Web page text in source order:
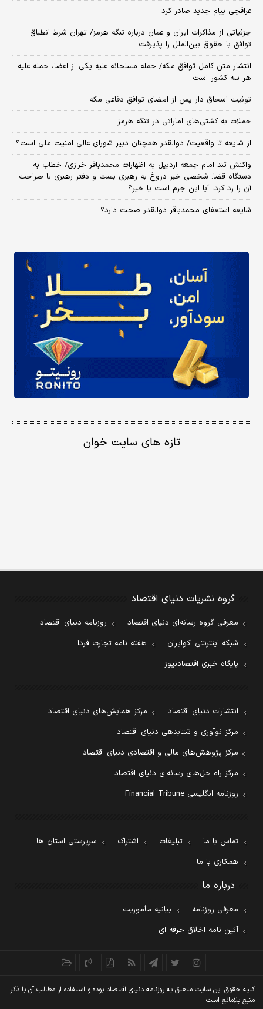
عراقچی پیام جدید صادر کرد
جزئیاتی از مذاکرات ایران و عمان درباره تنگه هرمز/ تهران شرط انطباق
توافق با حقوق بین‌الملل را پذیرفت
انتشار متن کامل توافق مکه/ حمله مسلحانه علیه یکی از اعضا، حمله علیه
هر سه کشور است
توئیت اسحاق دار پس از امضای توافق دفاعی مکه
حملات به کشتی‌های اماراتی در تنگه هرمز
از شایعه تا واقعیت/ ذوالقدر همچنان دبیر شورای ‌عالی امنیت ملی است؟
واکنش تند امام جمعه اردبیل به اظهارات محمدباقر خرازی/ خطاب به
دستگاه قضا: شخصی خبر دروغ به رهبری بست و دفتر رهبری با صراحت
آن را رد کرد، آیا این جرم است یا خیر؟
شایعه استعفای محمدباقر ذوالقدر صحت دارد؟
تازه های سایت خوان
گروه نشریات دنیای اقتصاد
معرفی گروه رسانه‌ای دنیای اقتصاد
روزنامه دنیای اقتصاد
شبکه اینترنتی اکوایران
هفته نامه تجارت فردا
پایگاه خبری اقتصادنیوز
انتشارات دنیای اقتصاد
مرکز همایش‌های دنیای اقتصاد
مرکز نوآوری و شتابدهی دنیای اقتصاد
مرکز پژوهش‌های مالی و اقتصادی دنیای اقتصاد
مرکز راه حل‌های رسانه‌ای دنیای اقتصاد
روزنامه انگلیسی Financial Tribune
تماس با ما تبلیغات اشتراک
سرپرستی استان ها
همکاری با ما
درباره ما
معرفی روزنامه
بیانیه مأموریت
آئین نامه اخلاق حرفه ای
کليه حقوق اين سايت متعلق به روزنامه دنيای اقتصاد بوده و استفاده از مطالب آن با ذکر
منبع بلامانع است